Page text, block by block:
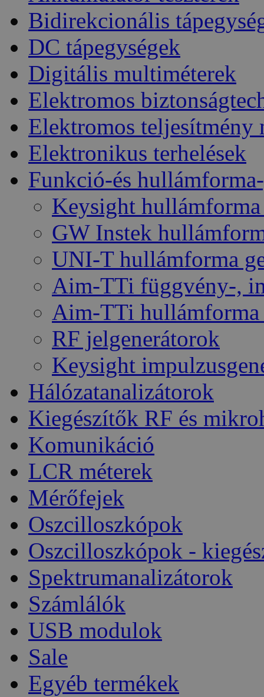
Bidirekcionális
DC tápegységek
Digitális multiméterek
Elektromos
Elektromos teljesítmény
Elektronikus terhelések
Funkció-és
Keysight
GW Instek
UNI-T hullámforma
Aim-TTi függvény-,
Aim-TTi hullámforma
RF jelgenerátorok
Keysight
Hálózatanalizátorok
Kiegészítők RF és
Komunikáció
LCR méterek
Mérőfejek
Oszcilloszkópok
Oszcilloszkópok -
Spektrumanalizátorok
Számlálók
USB modulok
Sale
Egyéb termékek